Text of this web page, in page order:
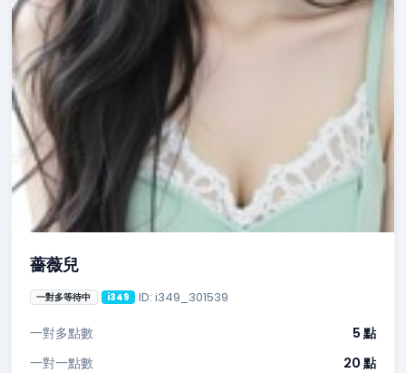
薔薇兒
一對多等待中 i349 ID: i349_301539
一對多點數
5 點
一對一點數
20 點